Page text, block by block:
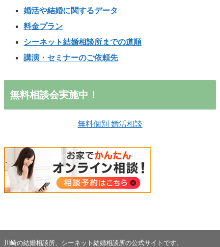
婚活や結婚に関するデータ
料金プラン
シーネット結婚相談所までの道順
講演・セミナーのご依頼先
無料相談会実施中！
無料個別 婚活相談
川崎の結婚相談所、シーネット結婚相談所の公式サイトです。